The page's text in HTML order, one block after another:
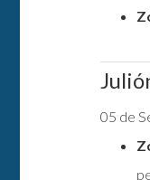
05 de